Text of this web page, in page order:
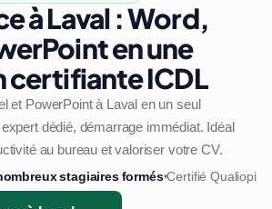
à Laval : Word,
en une
ICDL
et PowerPoint à Laval en un seul
dédié, démarrage immédiat. Idéal
au bureau et valoriser votre CV.
stagiaires formés•Certifié Qualiopi